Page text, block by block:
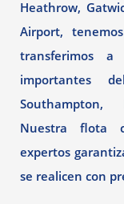
Heathrow,
Airport,
transferimos a
importantes
Nuestra flota
expertos
se realicen con